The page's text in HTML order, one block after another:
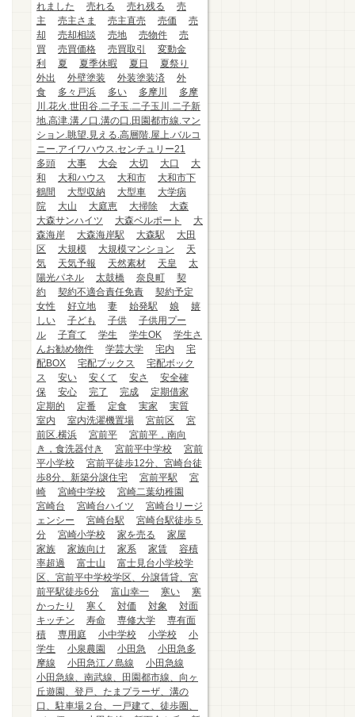
れました
売れる 売れ残る
売
主
売主さま 売主直売 売価
売
却
売却相談 売地 売物件
売
買
売買価格 売買取引
変動金
利
夏 夏季休暇 夏日
夏祭り
外出
外壁塗装 外装塗装済
外
食
多々戸浜 多い 多摩川
多摩
川.花火.世田谷.二子玉.二子玉川.二子新
地.高津.溝ノ口.溝の口.田園都市線.マン
ション.眺望.見える.高層階.屋上.バルコ
ニー.アイワハウス.センチュリー21
多頭
大事 大会 大切 大口
大
和
大和ハウス 大和市
大和市下
鶴間
大型収納 大型車
大学病
院
大山 大庭恵 大掃除
大森
大森サンハイツ
大森ベルポート
大
森海岸
大森海岸駅 大森駅
大田
区
大規模 大規模マンション
天
気
天気予報 天然素材 天皇
太
陽光パネル
太鼓橋 奈良町
契
約
契約不適合責任免責
契約予定
女性
好立地 妻 始発駅 娘
嬉
しい
子ども 子供
子供用プー
ル
子育て 学生 学生OK
学生さ
んお勧め物件
学芸大学 宅内
宅
配BOX
宅配ブックス
宅配ボック
ス
安い 安くて 安さ
安全確
保
安心 完了 完成
定期借家
定期的
定番 定食 実家
実質
室内
室内洗濯機置場 宮前区
宮
前区.横浜
宮前平
宮前平，南向
き，食洗器付き
宮前平中学校
宮前
平小学校
宮前平徒歩12分、宮崎台徒
歩8分、新築分譲住宅
宮前平駅
宮
崎
宮崎中学校
宮崎二葉幼稚園
宮崎台
宮崎台ハイツ
宮崎台リージ
ェンシー
宮崎台駅
宮崎台駅徒歩５
分
宮崎小学校 家を売る
家屋
家族
家族向け 家系 家賃
容積
率超過
富士山
富士見台小学校学
区、宮前平中学校学区、分譲賃貸、宮
前平駅徒歩6分
富山幸一 寒い
寒
かったり
寒く 対価 対象
対面
キッチン
寿命 専修大学
専有面
積
専用庭 小中学校 小学校
小
学生
小泉農園 小田急
小田急多
摩線
小田急江ノ島線
小田急線
小田急線、南武線、田園都市線、向ヶ
丘遊園、登戸、たまプラーザ、溝の
口、駐車場２台、一戸建て、徒歩圏、